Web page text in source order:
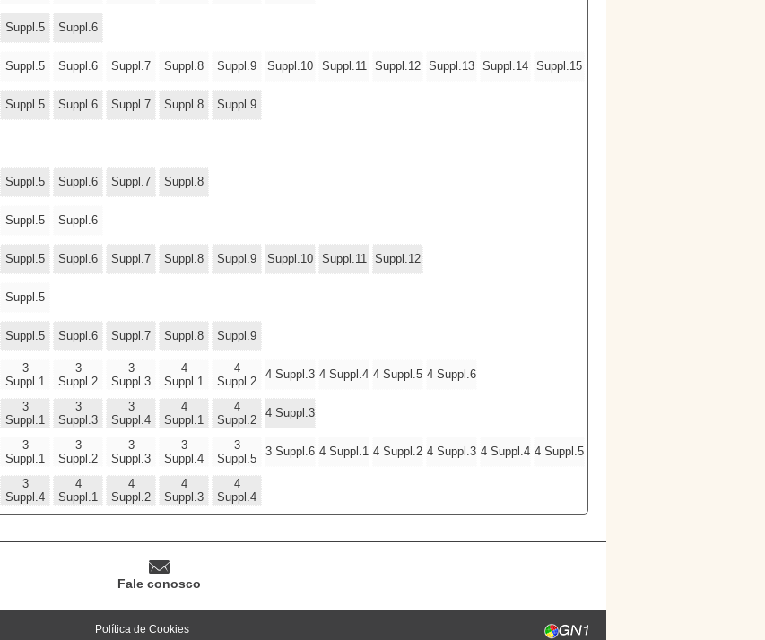
Suppl.5 Suppl.6
Suppl.5 Suppl.6 Suppl.7 Suppl.8 Suppl.9 Suppl.10 Suppl.11 Suppl.12 Suppl.13 Suppl.14 Suppl.15
Suppl.5 Suppl.6 Suppl.7 Suppl.8 Suppl.9
Suppl.5 Suppl.6 Suppl.7 Suppl.8
Suppl.5 Suppl.6
Suppl.5 Suppl.6 Suppl.7 Suppl.8 Suppl.9 Suppl.10 Suppl.11 Suppl.12
Suppl.5
Suppl.5 Suppl.6 Suppl.7 Suppl.8 Suppl.9
3
Suppl.1
3
Suppl.2
3
Suppl.3
4
Suppl.1
4
Suppl.2
4 Suppl.3 4 Suppl.4 4 Suppl.5 4 Suppl.6
3
Suppl.1
3
Suppl.3
3
Suppl.4
4
Suppl.1
4
Suppl.2
4 Suppl.3
3
Suppl.1
3
Suppl.2
3
Suppl.3
3
Suppl.4
3
Suppl.5
3 Suppl.6 4 Suppl.1 4 Suppl.2 4 Suppl.3 4 Suppl.4 4 Suppl.5
3
Suppl.4
4
Suppl.1
4
Suppl.2
4
Suppl.3
4
Suppl.4
Fale conosco
Política de Cookies